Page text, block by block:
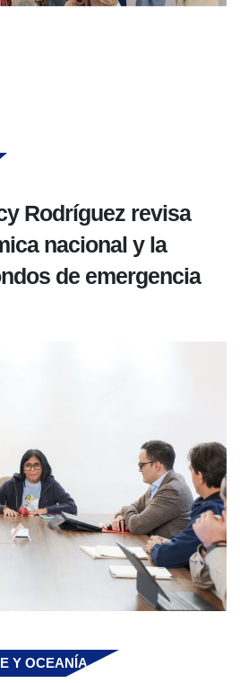
Rodríguez revisa
nacional y la
de emergencia
Y OCEANÍA